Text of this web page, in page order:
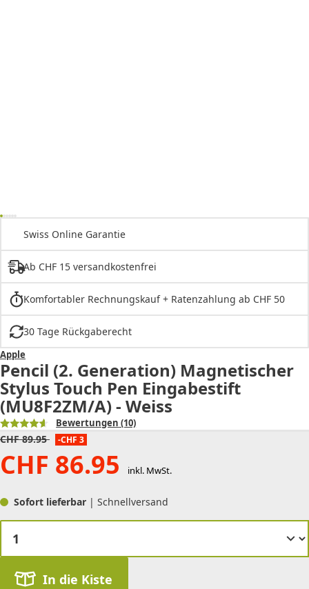
Swiss Online Garantie
Ab CHF 15 versandkostenfrei
Komfortabler Rechnungskauf + Ratenzahlung ab CHF 50
30 Tage Rückgaberecht
Apple
Pencil (2. Generation) Magnetischer
Stylus Touch Pen Eingabestift
(MU8F2ZM/A) - Weiss
Bewertungen (10)
CHF 89.95 -CHF 3
CHF 86.95 inkl. MwSt.
Sofort lieferbar | Schnellversand
In die Kiste